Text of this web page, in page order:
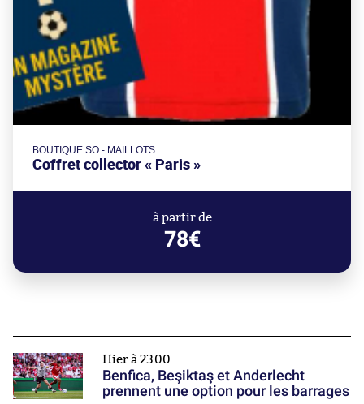
BOUTIQUE SO - MAILLOTS
Coffret collector « Paris »
à partir de
78€
Hier à 23:00
Benfica, Beşiktaş et Anderlecht
prennent une option pour les barrages